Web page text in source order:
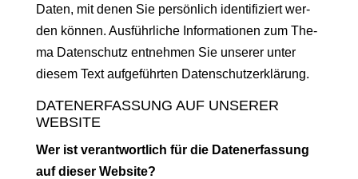
Dat­en, mit denen Sie per­sön­lich iden­ti­fiziert wer­
den kön­nen. Aus­führliche Infor­ma­tio­nen zum The­
ma Daten­schutz ent­nehmen Sie unser­er unter
diesem Text aufge­führten Datenschutzerklärung.
DATENERFASSUNG AUF UNSERER
WEBSITE
Wer ist ver­ant­wortlich für die Daten­er­fas­sung
auf dieser Website?